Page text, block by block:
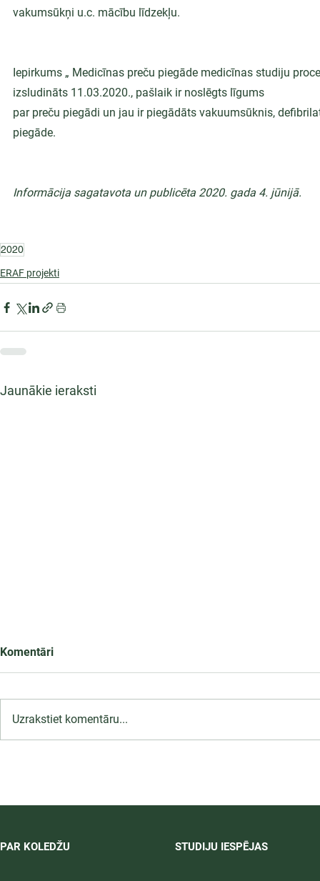
vakumsūkņi u.c. mācību līdzekļu.
Iepirkums „ Medicīnas preču piegāde medicīnas studiju
izsludināts 11.03.2020., pašlaik ir noslēgts līgums
par preču piegādi un jau ir piegādāts vakuumsūknis,
piegāde.
Informācija sagatavota un publicēta 2020. gada 4. jūnijā.
2020
ERAF projekti
Jaunākie ieraksti
Komentāri
Uzrakstiet komentāru...
PAR KOLEDŽU STUDIJU IESPĒJAS